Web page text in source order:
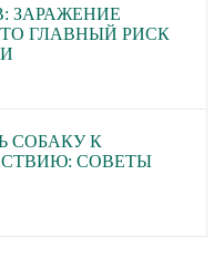
ЗАРАЖЕНИЕ
ГЛАВНЫЙ РИСК
СОБАКУ К
СОВЕТЫ